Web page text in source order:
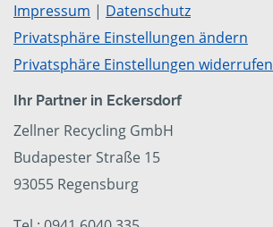
Impressum | Datenschutz
Privatsphäre Einstellungen ändern
Privatsphäre Einstellungen widerrufen
Ihr Partner in Eckersdorf
Zellner Recycling GmbH
Budapester Straße 15
93055 Regensburg